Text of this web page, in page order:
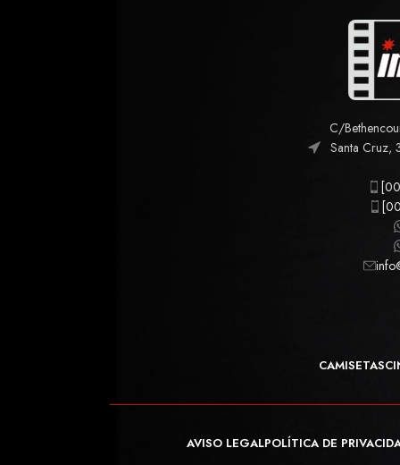
C/
Santa Cruz,
CAMISETAS
AVISO LEGALPOLÍTICA DE